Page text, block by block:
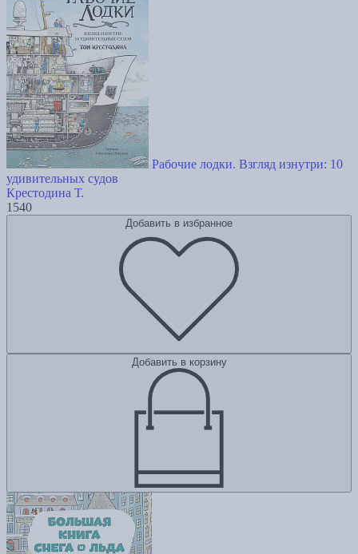
Рабочие лодки. Взгляд изнутри: 10
удивительных судов
Крестодина Т.
1540
Добавить в избранное
Добавить в корзину